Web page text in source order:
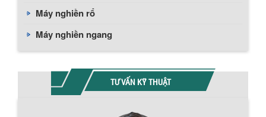
Máy nghiền rổ
Máy nghiền ngang
TƯ VẤN KỸ THUẬT